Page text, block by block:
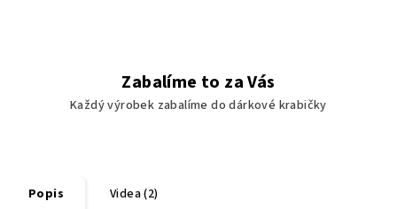
Zabalíme to za Vás
Každý výrobek zabalíme do dárkové krabičky
Popis Videa (2)